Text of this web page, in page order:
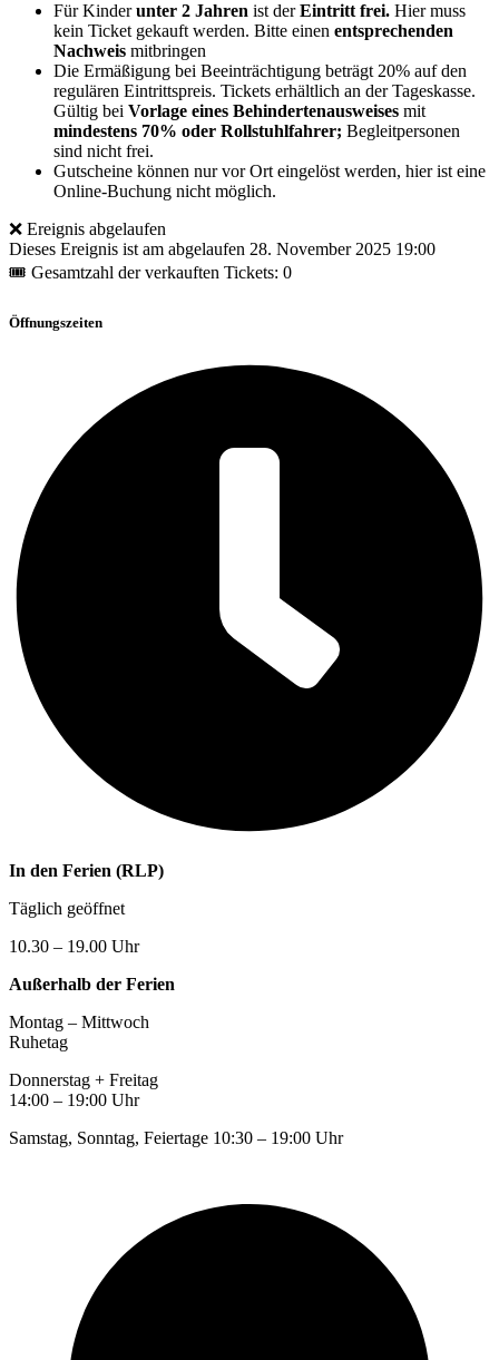
Für Kinderunter 2 Jahren ist derEintritt frei. Hier muss
kein Ticket gekauft werden. Bitte einen entsprechenden
Nachweis mitbringen
Die Ermäßigung bei Beeinträchtigung beträgt 20% auf den
regulären Eintrittspreis. Tickets erhältlich an der Tageskasse.
Gültig bei Vorlage eines Behindertenausweises mit
mindestens 70% oder Rollstuhlfahrer; Begleitpersonen
sind nicht frei.
Gutscheine können nur vor Ort eingelöst werden, hier ist eine
Online-Buchung nicht möglich.
❌ Ereignis abgelaufen
Dieses Ereignis ist am abgelaufen 28. November 2025 19:00
🎟 Gesamtzahl der verkauften Tickets: 0
Öffnungszeiten
In den Ferien (RLP)
Täglich geöffnet
10.30 – 19.00 Uhr
Außerhalb der Ferien
Montag – Mittwoch
Ruhetag
Donnerstag + Freitag
14:00 – 19:00 Uhr
Samstag, Sonntag, Feiertage 10:30 – 19:00 Uhr